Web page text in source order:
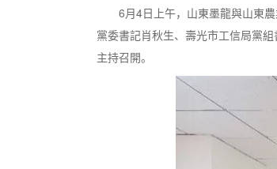
6月4日上午，山東墨龍與山東農
黨委書記肖秋生、壽光市工信局黨
主持召開。